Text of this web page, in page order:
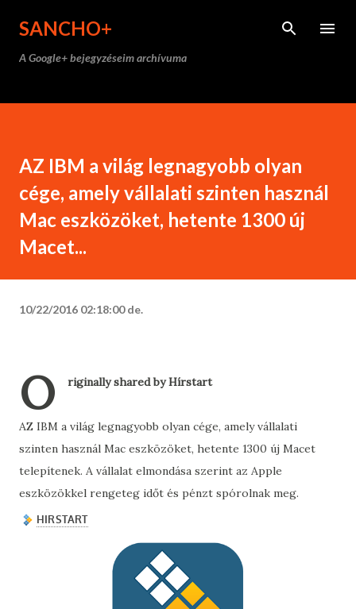
SANCHO+
A Google+ bejegyzéseim archívuma
AZ IBM a világ legnagyobb olyan
cége, amely vállalati szinten használ
Mac eszközöket, hetente 1300 új
Macet...
10/22/2016 02:18:00 de.
O riginally shared by Hírstart
AZ IBM a világ legnagyobb olyan cége, amely vállalati
szinten használ Mac eszközöket, hetente 1300 új Macet
telepítenek. A vállalat elmondása szerint az Apple
eszközökkel rengeteg időt és pénzt spórolnak meg.